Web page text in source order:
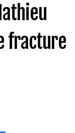
fracture